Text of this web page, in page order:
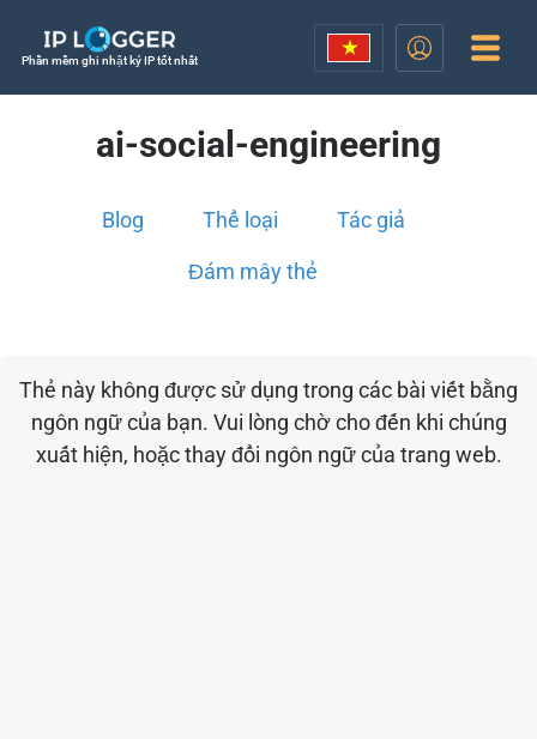
Phần mềm ghi nhật ký IP tốt nhất
ai-social-engineering
Blog Thể loại Tác giả
Đám mây thẻ